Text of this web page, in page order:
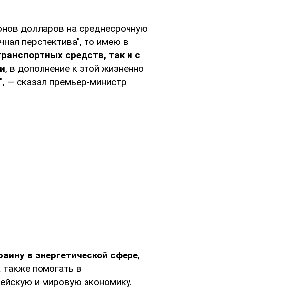
долларов на среднесрочную
перспектива", то имею в
средств, так и с
, в дополнение к этой жизненно
— сказал премьер-министр
в энергетической сфере,
также помогать в
и мировую экономику.